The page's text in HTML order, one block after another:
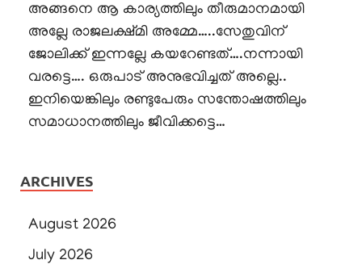
അങ്ങനെ ആ കാര്യത്തിലും തീരുമാനമായി
അല്ലേ രാജലക്ഷ്മി അമ്മേ…..സേതുവിന്
ജോലിക്ക് ഇന്നല്ലേ കയറേണ്ടത്….നന്നായി
വരട്ടെ…. ഒരുപാട് അനുഭവിച്ചത് അല്ലെ..
ഇനിയെങ്കിലും രണ്ടുപേരും സന്തോഷത്തിലും
സമാധാനത്തിലും ജീവിക്കട്ടെ…
ARCHIVES
August 2026
July 2026